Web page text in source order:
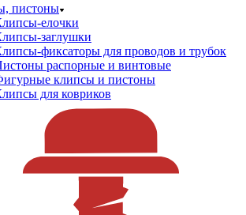
пистоны
елочки
заглушки
фиксаторы для проводов и трубок
распорные и винтовые
клипсы и пистоны
для ковриков